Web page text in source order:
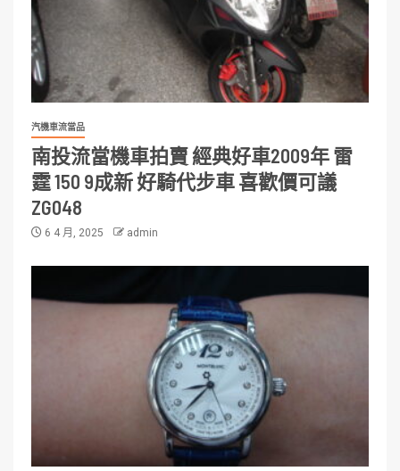
汽機車流當品
南投流當機車拍賣 經典好車2009年 雷
霆 150 9成新 好騎代步車 喜歡價可議
ZG048
6 4 月, 2025 admin